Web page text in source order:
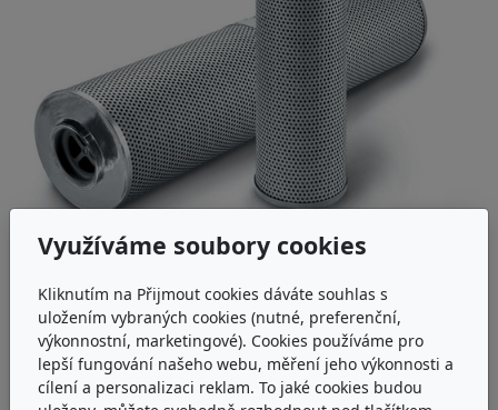
ARGO-HYTOS Y7.1220-05K1
Filtrační vložka EXAPOR®AQUA Argo-Hytos Y7.1220-
05K1
skladem
Využíváme soubory cookies
Kliknutím na Přijmout cookies dáváte souhlas s
uložením vybraných cookies (nutné, preferenční,
výkonnostní, marketingové). Cookies používáme pro
lepší fungování našeho webu, měření jeho výkonnosti a
cílení a personalizaci reklam. To jaké cookies budou